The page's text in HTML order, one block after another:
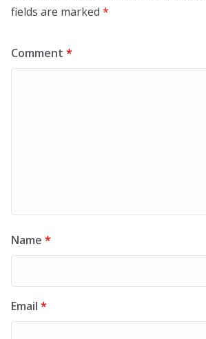
fields are marked *
Comment *
Name *
Email *